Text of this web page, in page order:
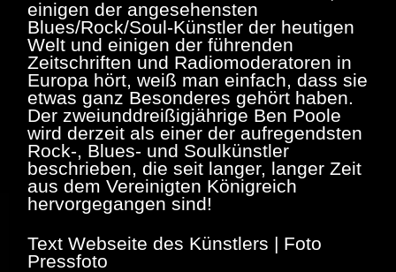
einigen der angesehensten
Blues/Rock/Soul-Künstler der heutigen
Welt und einigen der führenden
Zeitschriften und Radiomoderatoren in
Europa hört, weiß man einfach, dass sie
etwas ganz Besonderes gehört haben.
Der zweiunddreißigjährige Ben Poole
wird derzeit als einer der aufregendsten
Rock-, Blues- und Soulkünstler
beschrieben, die seit langer, langer Zeit
aus dem Vereinigten Königreich
hervorgegangen sind!
Text Webseite des Künstlers | Foto
Pressfoto